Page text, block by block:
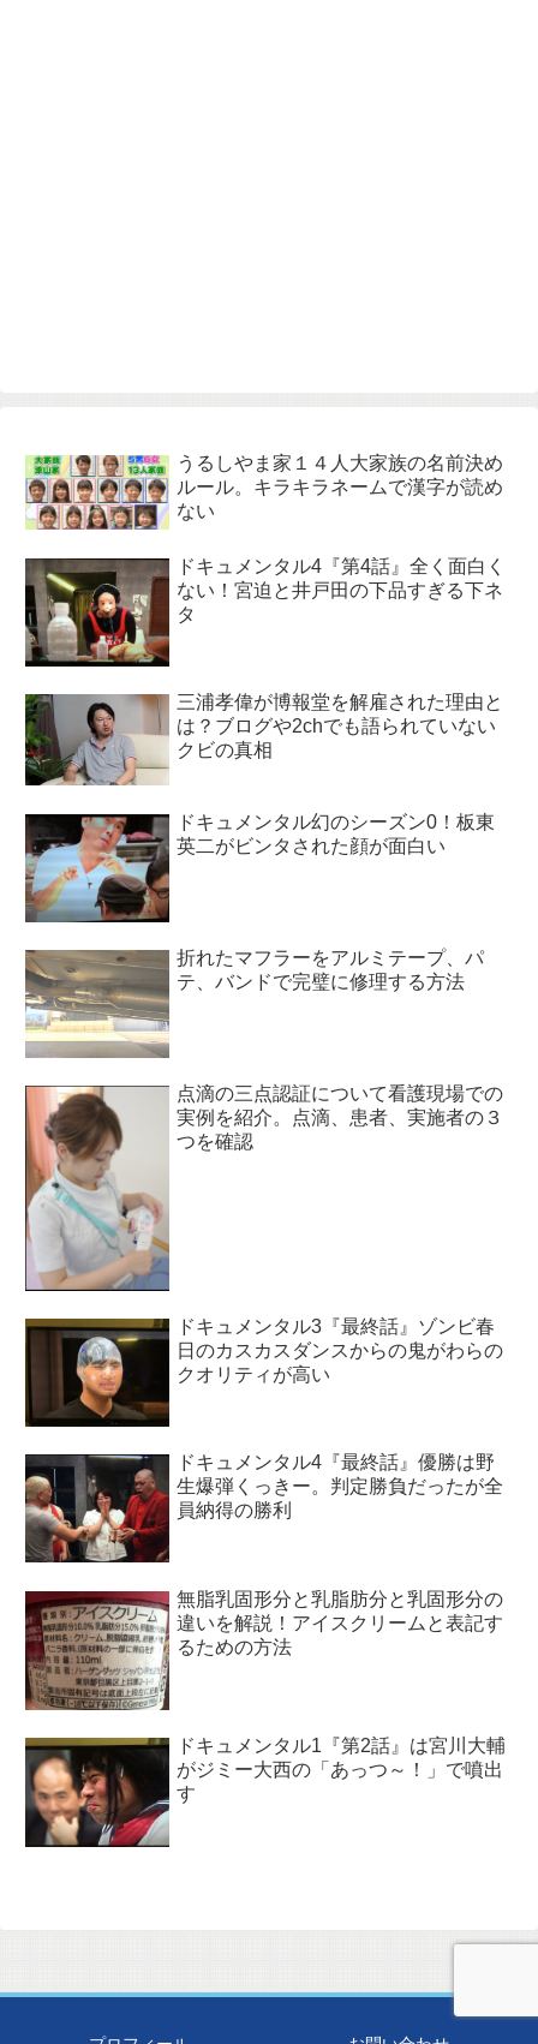
うるしやま家１４人大家族の名前決め
ルール。キラキラネームで漢字が読め
ない
ドキュメンタル4『第4話』全く面白く
ない！宮迫と井戸田の下品すぎる下ネ
タ
三浦孝偉が博報堂を解雇された理由と
は？ブログや2chでも語られていない
クビの真相
ドキュメンタル幻のシーズン0！板東
英二がビンタされた顔が面白い
折れたマフラーをアルミテープ、パ
テ、バンドで完璧に修理する方法
点滴の三点認証について看護現場での
実例を紹介。点滴、患者、実施者の３
つを確認
ドキュメンタル3『最終話』ゾンビ春
日のカスカスダンスからの鬼がわらの
クオリティが高い
ドキュメンタル4『最終話』優勝は野
生爆弾くっきー。判定勝負だったが全
員納得の勝利
無脂乳固形分と乳脂肪分と乳固形分の
違いを解説！アイスクリームと表記す
るための方法
ドキュメンタル1『第2話』は宮川大輔
がジミー大西の「あっつ～！」で噴出
す